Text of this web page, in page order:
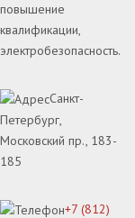
повышение
квалификации,
электробезопасность.
Санкт-
Петербург,
Московский пр., 183-
185
+7 (812)